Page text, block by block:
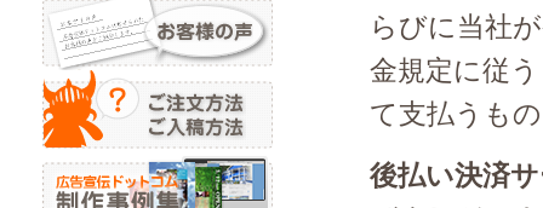
らびに当社
金規定に従
て支払うも
後払い決済